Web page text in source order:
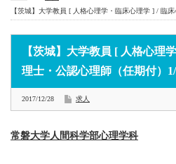
【茨城】大学教員 [ 人格心理学・臨床心理学 ] / 臨
【茨城】大学教員 [ 人格心理
理士・公認心理師（任期付）1/
2017/12/28 求人
常磐大学人間科学部心理学科